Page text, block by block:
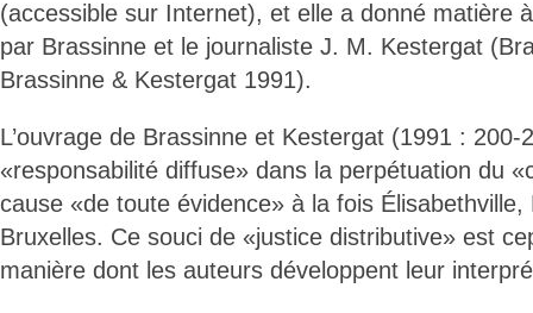
(accessible sur Internet), et elle a donné matière
par Brassinne et le journaliste J. M. Kestergat
Brassinne & Kestergat 1991).
L’ouvrage de Brassinne et Kestergat (1991 : 200-
«responsabilité diffuse» dans la perpétuation du
cause «de toute évidence» à la fois Élisabethville,
Bruxelles. Ce souci de «justice distributive» est
manière dont les auteurs développent leur